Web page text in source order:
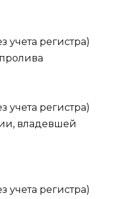
учета регистра)
учета регистра)
владевшей
учета регистра)